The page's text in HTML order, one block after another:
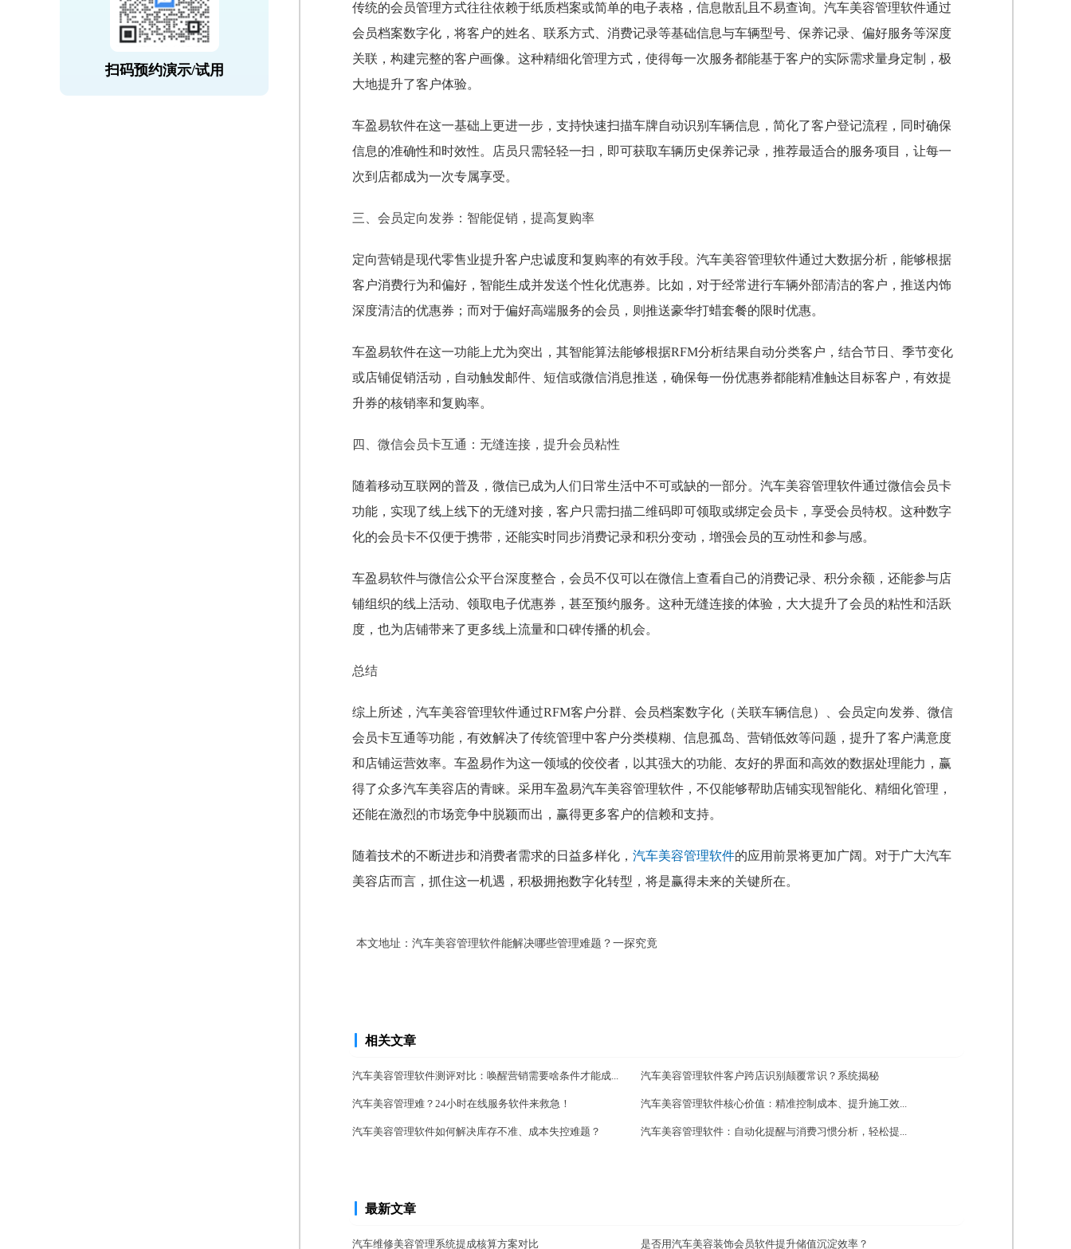
扫码预约演示/试用
传统的会员管理方式往往依赖于纸质档案或简单的电子表格，信息散乱且不易查询。汽车美容管理软件通过
会员档案数字化，将客户的姓名、联系方式、消费记录等基础信息与车辆型号、保养记录、偏好服务等深度
关联，构建完整的客户画像。这种精细化管理方式，使得每一次服务都能基于客户的实际需求量身定制，极
大地提升了客户体验。
车盈易软件在这一基础上更进一步，支持快速扫描车牌自动识别车辆信息，简化了客户登记流程，同时确保
信息的准确性和时效性。店员只需轻轻一扫，即可获取车辆历史保养记录，推荐最适合的服务项目，让每一
次到店都成为一次专属享受。
三、会员定向发券：智能促销，提高复购率
定向营销是现代零售业提升客户忠诚度和复购率的有效手段。汽车美容管理软件通过大数据分析，能够根据
客户消费行为和偏好，智能生成并发送个性化优惠券。比如，对于经常进行车辆外部清洁的客户，推送内饰
深度清洁的优惠券；而对于偏好高端服务的会员，则推送豪华打蜡套餐的限时优惠。
车盈易软件在这一功能上尤为突出，其智能算法能够根据RFM分析结果自动分类客户，结合节日、季节变化
或店铺促销活动，自动触发邮件、短信或微信消息推送，确保每一份优惠券都能精准触达目标客户，有效提
升券的核销率和复购率。
四、微信会员卡互通：无缝连接，提升会员粘性
随着移动互联网的普及，微信已成为人们日常生活中不可或缺的一部分。汽车美容管理软件通过微信会员卡
功能，实现了线上线下的无缝对接，客户只需扫描二维码即可领取或绑定会员卡，享受会员特权。这种数字
化的会员卡不仅便于携带，还能实时同步消费记录和积分变动，增强会员的互动性和参与感。
车盈易软件与微信公众平台深度整合，会员不仅可以在微信上查看自己的消费记录、积分余额，还能参与店
铺组织的线上活动、领取电子优惠券，甚至预约服务。这种无缝连接的体验，大大提升了会员的粘性和活跃
度，也为店铺带来了更多线上流量和口碑传播的机会。
总结
综上所述，汽车美容管理软件通过RFM客户分群、会员档案数字化（关联车辆信息）、会员定向发券、微信
会员卡互通等功能，有效解决了传统管理中客户分类模糊、信息孤岛、营销低效等问题，提升了客户满意度
和店铺运营效率。车盈易作为这一领域的佼佼者，以其强大的功能、友好的界面和高效的数据处理能力，赢
得了众多汽车美容店的青睐。采用车盈易汽车美容管理软件，不仅能够帮助店铺实现智能化、精细化管理，
还能在激烈的市场竞争中脱颖而出，赢得更多客户的信赖和支持。
随着技术的不断进步和消费者需求的日益多样化， 汽车美容管理软件的应用前景将更加广阔。对于广大汽车
美容店而言，抓住这一机遇，积极拥抱数字化转型，将是赢得未来的关键所在。
本文地址： 汽车美容管理软件能解决哪些管理难题？一探究竟
相关文章
汽车美容管理软件测评对比：唤醒营销需要啥条件才能成... 汽车美容管理软件客户跨店识别颠覆常识？系统揭秘
汽车美容管理难？24小时在线服务软件来救急！ 汽车美容管理软件核心价值：精准控制成本、提升施工效...
汽车美容管理软件如何解决库存不准、成本失控难题？ 汽车美容管理软件：自动化提醒与消费习惯分析，轻松提...
最新文章
汽车维修美容管理系统提成核算方案对比 是否用汽车美容装饰会员软件提升储值沉淀效率？